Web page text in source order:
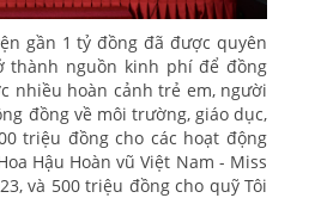
gần 1 tỷ đồng đã được quyên
thành nguồn kinh phí để đồng
nhiều hoàn cảnh trẻ em, người
đồng về môi trường, giáo dục,
triệu đồng cho các hoạt động
Hậu Hoàn vũ Việt Nam - Miss
và 500 triệu đồng cho quỹ Tôi